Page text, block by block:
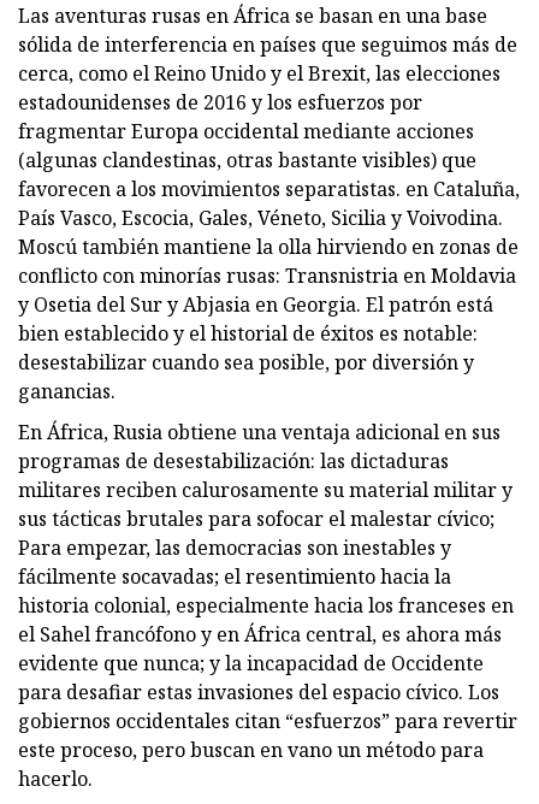
Las aventuras rusas en África se basan en una base
sólida de interferencia en países que seguimos más de
cerca, como el Reino Unido y el Brexit, las elecciones
estadounidenses de 2016 y los esfuerzos por
fragmentar Europa occidental mediante acciones
(algunas clandestinas, otras bastante visibles) que
favorecen a los movimientos separatistas. en Cataluña,
País Vasco, Escocia, Gales, Véneto, Sicilia y Voivodina.
Moscú también mantiene la olla hirviendo en zonas de
conflicto con minorías rusas: Transnistria en Moldavia
y Osetia del Sur y Abjasia en Georgia. El patrón está
bien establecido y el historial de éxitos es notable:
desestabilizar cuando sea posible, por diversión y
ganancias.
En África, Rusia obtiene una ventaja adicional en sus
programas de desestabilización: las dictaduras
militares reciben calurosamente su material militar y
sus tácticas brutales para sofocar el malestar cívico;
Para empezar, las democracias son inestables y
fácilmente socavadas; el resentimiento hacia la
historia colonial, especialmente hacia los franceses en
el Sahel francófono y en África central, es ahora más
evidente que nunca; y la incapacidad de Occidente
para desafiar estas invasiones del espacio cívico. Los
gobiernos occidentales citan “esfuerzos” para revertir
este proceso, pero buscan en vano un método para
hacerlo.